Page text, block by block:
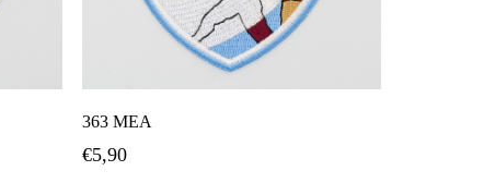
363 ΜΕΑ
€5,90